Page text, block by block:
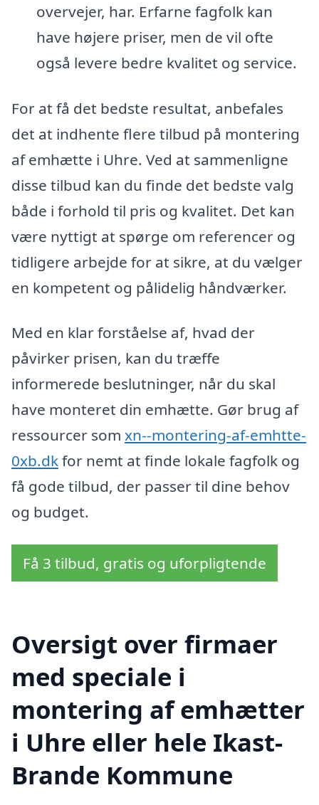
overvejer, har. Erfarne fagfolk kan
have højere priser, men de vil ofte
også levere bedre kvalitet og service.
For at få det bedste resultat, anbefales
det at indhente flere tilbud på montering
af emhætte i Uhre. Ved at sammenligne
disse tilbud kan du finde det bedste valg
både i forhold til pris og kvalitet. Det kan
være nyttigt at spørge om referencer og
tidligere arbejde for at sikre, at du vælger
en kompetent og pålidelig håndværker.
Med en klar forståelse af, hvad der
påvirker prisen, kan du træffe
informerede beslutninger, når du skal
have monteret din emhætte. Gør brug af
ressourcer som xn--montering-af-emhtte-
0xb.dkfor nemt at finde lokale fagfolk og
få gode tilbud, der passer til dine behov
og budget.
Få 3 tilbud, gratis og uforpligtende
Oversigt over firmaer
med speciale i
montering af emhætter
i Uhre eller hele Ikast-
Brande Kommune